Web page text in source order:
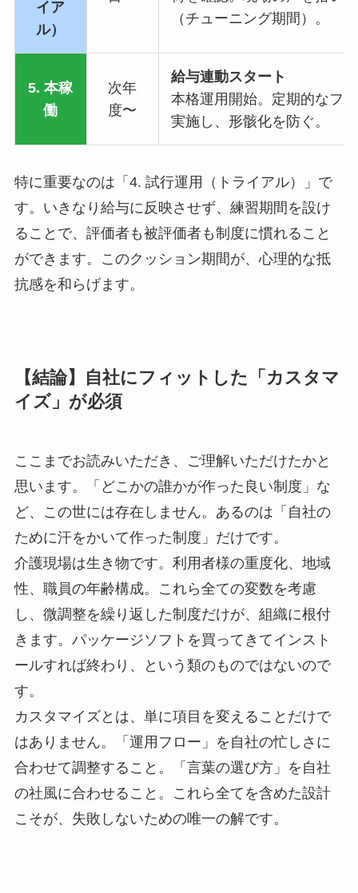
イア
ル）
（チューニング期間）。
5. 本稼
働
次年
度〜
給与連動スタート
本格運用開始。定期的なフ
実施し、形骸化を防ぐ。
特に重要なのは「4. 試行運用（トライアル）」で
す。いきなり給与に反映させず、練習期間を設け
ることで、評価者も被評価者も制度に慣れること
ができます。このクッション期間が、心理的な抵
抗感を和らげます。
【結論】自社にフィットした「カスタマ
イズ」が必須
ここまでお読みいただき、ご理解いただけたかと
思います。「どこかの誰かが作った良い制度」な
ど、この世には存在しません。あるのは「自社の
ために汗をかいて作った制度」だけです。
介護現場は生き物です。利用者様の重度化、地域
性、職員の年齢構成。これら全ての変数を考慮
し、微調整を繰り返した制度だけが、組織に根付
きます。パッケージソフトを買ってきてインスト
ールすれば終わり、という類のものではないので
す。
カスタマイズとは、単に項目を変えることだけで
はありません。「運用フロー」を自社の忙しさに
合わせて調整すること。「言葉の選び方」を自社
の社風に合わせること。これら全てを含めた設計
こそが、失敗しないための唯一の解です。